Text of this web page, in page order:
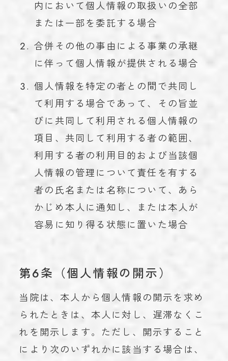
内において個人情報の取扱いの全部
または一部を委託する場合
合併その他の事由による事業の承継
に伴って個人情報が提供される場合
個人情報を特定の者との間で共同し
て利用する場合であって、その旨並
びに共同して利用される個人情報の
項目、共同して利用する者の範囲、
利用する者の利用目的および当該個
人情報の管理について責任を有する
者の氏名または名称について、あら
かじめ本人に通知し、または本人が
容易に知り得る状態に置いた場合
第6条（個人情報の開示）
当院は、本人から個人情報の開示を求め
られたときは、本人に対し、遅滞なくこ
れを開示します。ただし、開示すること
により次のいずれかに該当する場合は、